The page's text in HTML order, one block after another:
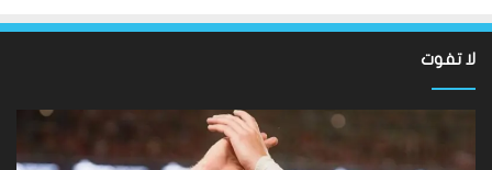
لا تفوت
نتائج